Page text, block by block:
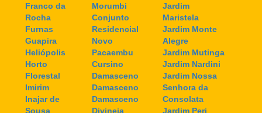
Franco da
Rocha
Furnas
Guapira
Heliópolis
Horto
Florestal
Imirim
Inajar de
Sousa
Morumbi
Conjunto
Residencial
Novo
Pacaembu
Cursino
Damasceno
Damasceno
Damasceno
Divineia
Jardim
Maristela
Jardim Monte
Alegre
Jardim Mutinga
Jardim Nardini
Jardim Nossa
Senhora da
Consolata
Jardim Peri